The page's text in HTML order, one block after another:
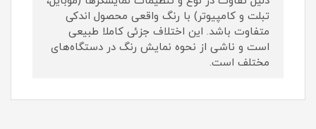
تبلت و کامپیوتر) با رنگ واقعی محصول اندکی
متفاوت باشد. این اختلاف جزئی کاملا طبیعی
است و ناشی از نحوه نمایش رنگ در دستگاه‌های
مختلف است.